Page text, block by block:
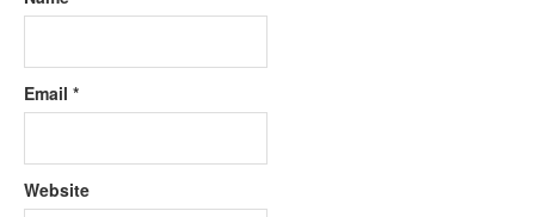
Email *
Website